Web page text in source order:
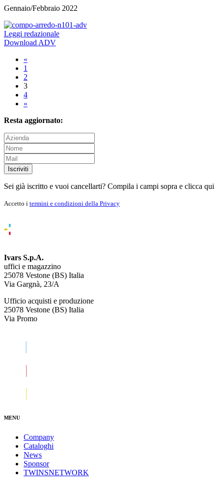
Gennaio/Febbraio 2022
Leggi redazionale
Download ADV
«
1
2
3
4
»
Resta aggiornato:
Iscriviti
Sei già iscritto e vuoi cancellarti? Compila i campi sopra e clicca qui
Accetto i termini e condizioni della Privacy
Ivars S.p.A.
uffici e magazzino
25078 Vestone (BS) Italia
Via Gargnà, 23/A
Ufficio acquisti e produzione
25078 Vestone (BS) Italia
Via Promo
MENU
Company
Cataloghi
News
Sponsor
TWINSNETWORK